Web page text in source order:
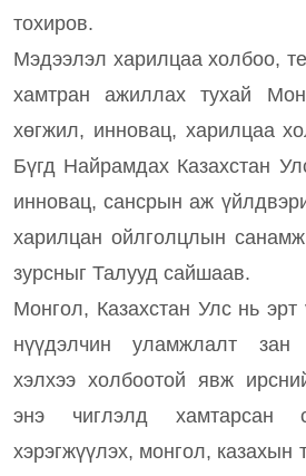
тохиров.
Мэдээлэл харилцаа холбоо,
хамтран ажиллах тухай
хөгжил, инновац, харилцаа
Бүгд Найрамдах Казахстан
инновац, сансрын аж
харилцан ойлголцлын санамж
зурсныг Талууд сайшаав.
Монгол, Казахстан Улс нь эрт
нүүдэлчин уламжлалт зан
хэлхээ холбоотой явж
энэ чиглэлд хамтарсан
хэрэгжүүлэх, монгол, казахын